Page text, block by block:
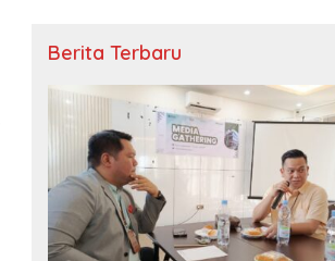
Berita Terbaru